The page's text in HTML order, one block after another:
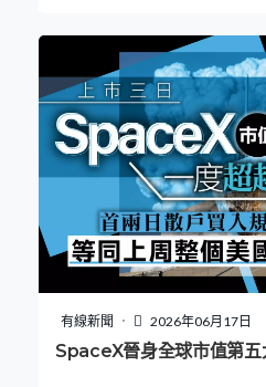
提交國會審議。瑞士外交
度假村簽署備忘錄，地點由
巴基斯坦共同提議。副總統
國要求，不提前公開細節。
備忘錄後，可能同日啟動下
及路透社報道，雙方簽署諒
即時出售石油及燃料，亦會
銀行、運輸及保險業務，前
國官員指華府會視乎伊朗
方面能否滿足美國要求，決
指雙方談判設立的3,000億
償，不會動用政府資金，全
有線新聞 2026年06月17日
SpaceX晉身全球市值第